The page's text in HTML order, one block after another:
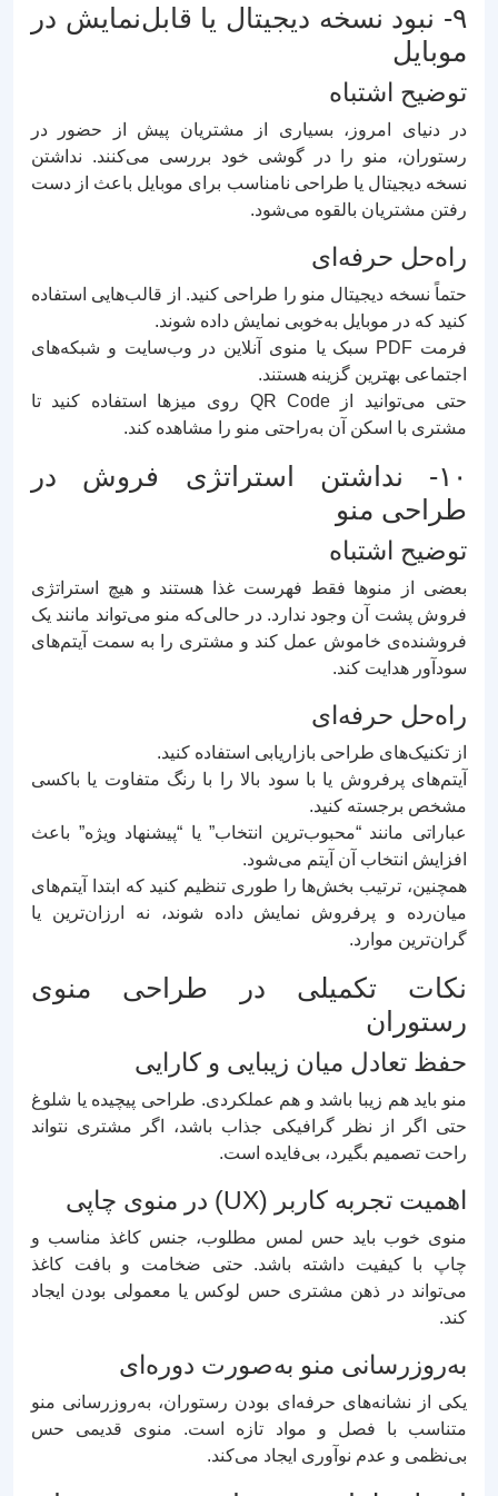
۹- نبود نسخه دیجیتال یا قابل‌نمایش در
موبایل
توضیح اشتباه
در دنیای امروز، بسیاری از مشتریان پیش از حضور در
رستوران، منو را در گوشی خود بررسی می‌کنند. نداشتن
نسخه دیجیتال یا طراحی نامناسب برای موبایل باعث از دست
رفتن مشتریان بالقوه می‌شود.
راه‌حل حرفه‌ای
حتماً نسخه دیجیتال منو را طراحی کنید. از قالب‌هایی استفاده
کنید که در موبایل به‌خوبی نمایش داده شوند.
فرمت PDF سبک یا منوی آنلاین در وب‌سایت و شبکه‌های
اجتماعی بهترین گزینه هستند.
حتی می‌توانید از QR Code روی میزها استفاده کنید تا
مشتری با اسکن آن به‌راحتی منو را مشاهده کند.
۱۰- نداشتن استراتژی فروش در
طراحی منو
توضیح اشتباه
بعضی از منوها فقط فهرست غذا هستند و هیچ استراتژی
فروش پشت آن وجود ندارد. در حالی‌که منو می‌تواند مانند یک
فروشنده‌ی خاموش عمل کند و مشتری را به سمت آیتم‌های
سودآور هدایت کند.
راه‌حل حرفه‌ای
از تکنیک‌های طراحی بازاریابی استفاده کنید.
آیتم‌های پرفروش یا با سود بالا را با رنگ متفاوت یا باکسی
مشخص برجسته کنید.
عباراتی مانند “محبوب‌ترین انتخاب” یا “پیشنهاد ویژه” باعث
افزایش انتخاب آن آیتم می‌شود.
همچنین، ترتیب بخش‌ها را طوری تنظیم کنید که ابتدا آیتم‌های
میان‌رده و پرفروش نمایش داده شوند، نه ارزان‌ترین یا
گران‌ترین موارد.
نکات تکمیلی در طراحی منوی
رستوران
حفظ تعادل میان زیبایی و کارایی
منو باید هم زیبا باشد و هم عملکردی. طراحی پیچیده یا شلوغ
حتی اگر از نظر گرافیکی جذاب باشد، اگر مشتری نتواند
راحت تصمیم بگیرد، بی‌فایده است.
اهمیت تجربه کاربر (UX) در منوی چاپی
منوی خوب باید حس لمس مطلوب، جنس کاغذ مناسب و
چاپ با کیفیت داشته باشد. حتی ضخامت و بافت کاغذ
می‌تواند در ذهن مشتری حس لوکس یا معمولی بودن ایجاد
کند.
به‌روزرسانی منو به‌صورت دوره‌ای
یکی از نشانه‌های حرفه‌ای بودن رستوران، به‌روزرسانی منو
متناسب با فصل و مواد تازه است. منوی قدیمی حس
بی‌نظمی و عدم نوآوری ایجاد می‌کند.